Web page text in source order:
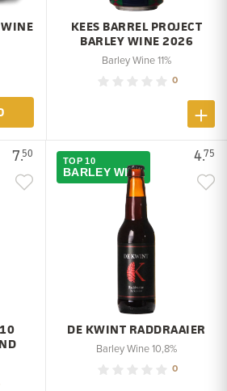
KEES BARREL PROJECT
BARLEY WINE 2026
Barley Wine 11%
0
7.50 4.75
TOP 10
BARLEY WINE
DE KWINT RADDRAAIER
Barley Wine 10,8%
0